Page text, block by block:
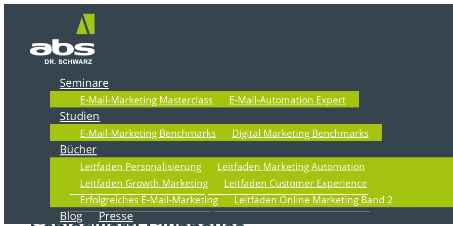
springen
Seminare
E-Mail-Marketing Masterclass E-Mail-Automation Expert
Studien
E-Mail-Marketing Benchmarks Digital Marketing Benchmarks
Bücher
Leitfaden Personalisierung
Leitfaden Marketing Automation
Leitfaden Growth Marketing
Leitfaden Customer Experience
Erfolgreiches E-Mail-Marketing
Leitfaden Online Marketing Band 2
Blog Presse
DER ABSOLIT BLOG